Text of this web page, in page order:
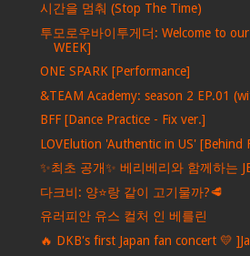
시간을 멈춰 (Stop The Time)
투모로우바이투게더: Welcome to
WEEK]
ONE SPARK [Performance]
&TEAM Academy: season 2 EP.01
BFF [Dance Practice - Fix ver.]
LOVElution 'Authentic in US' [Behind
✨최초 공개✨ 베리베리와 함께하는
다크비: 양⭐️랑 같이 고기물까?🥩
유러피안 유스 컬처 인 베를린
🔥 DKB's first Japan fan concert 💛